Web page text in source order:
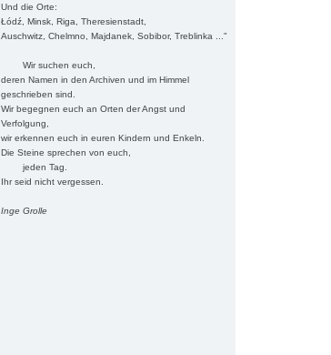
Und die Orte:
Łódź, Minsk, Riga, Theresienstadt,
Auschwitz, Chelmno, Majdanek, Sobibor, Treblinka ..."
Wir suchen euch,
deren Namen in den Archiven und im Himmel
geschrieben sind.
Wir begegnen euch an Orten der Angst und
Verfolgung,
wir erkennen euch in euren Kindern und Enkeln.
Die Steine sprechen von euch,
jeden Tag.
Ihr seid nicht vergessen.
Inge Grolle